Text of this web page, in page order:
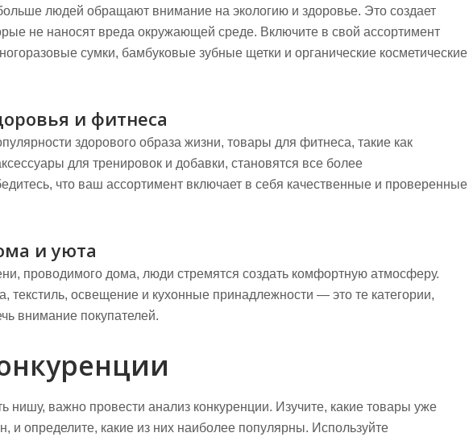
людей обращают внимание на экологию и здоровье. Это создает
не наносят вреда окружающей среде. Включите в свой ассортимент
сумки, бамбуковые зубные щетки и органические косметические
и фитнеса
здорового образа жизни, товары для фитнеса, такие как
для тренировок и добавки, становятся все более
что ваш ассортимент включает в себя качественные и проверенные
и уюта
проводимого дома, люди стремятся создать комфортную атмосферу.
текстиль, освещение и кухонные принадлежности — это те категории,
внимание покупателей.
нишу, важно провести анализ конкуренции. Изучите, какие товары уже
и определите, какие из них наиболее популярны. Используйте